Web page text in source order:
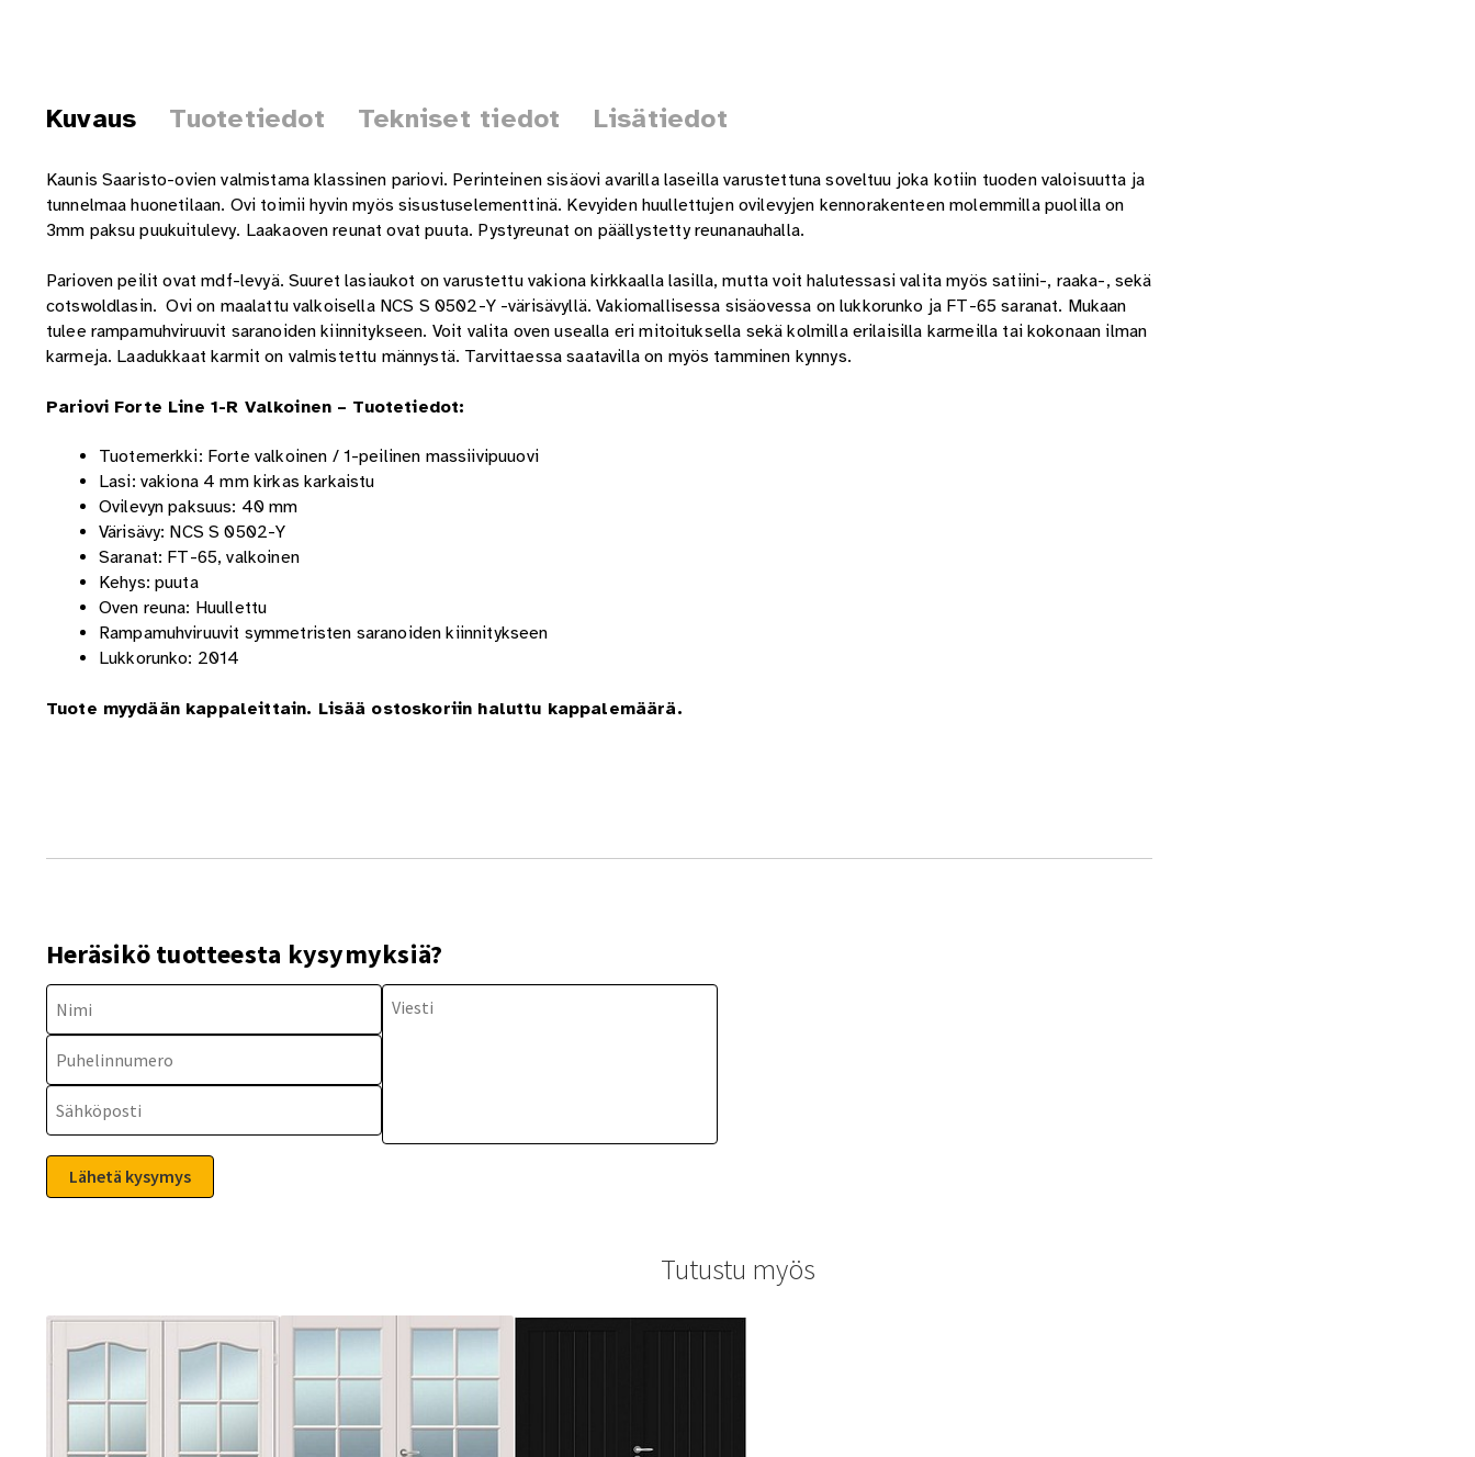
Kuvaus Tuotetiedot Tekniset tiedot Lisätiedot
Kaunis Saaristo-ovien valmistama klassinen pariovi. Perinteinen sisäovi avarilla laseilla varustettuna soveltuu joka kotiin tuoden valoisuutta ja
tunnelmaa huonetilaan. Ovi toimii hyvin myös sisustuselementtinä. Kevyiden huullettujen ovilevyjen kennorakenteen molemmilla puolilla on
3mm paksu puukuitulevy. Laakaoven reunat ovat puuta. Pystyreunat on päällystetty reunanauhalla.
Parioven peilit ovat mdf-levyä. Suuret lasiaukot on varustettu vakiona kirkkaalla lasilla, mutta voit halutessasi valita myös satiini-, raaka-, sekä
cotswoldlasin. Ovi on maalattu valkoisella NCS S 0502-Y -värisävyllä. Vakiomallisessa sisäovessa on lukkorunko ja FT-65 saranat. Mukaan
tulee rampamuhviruuvit saranoiden kiinnitykseen. Voit valita oven usealla eri mitoituksella sekä kolmilla erilaisilla karmeilla tai kokonaan ilman
karmeja. Laadukkaat karmit on valmistettu männystä. Tarvittaessa saatavilla on myös tamminen kynnys.
Pariovi Forte Line 1-R Valkoinen – Tuotetiedot:
Tuotemerkki: Forte valkoinen / 1-peilinen massiivipuuovi
Lasi: vakiona 4 mm kirkas karkaistu
Ovilevyn paksuus: 40 mm
Värisävy: NCS S 0502-Y
Saranat: FT-65, valkoinen
Kehys: puuta
Oven reuna: Huullettu
Rampamuhviruuvit symmetristen saranoiden kiinnitykseen
Lukkorunko: 2014
Tuote myydään kappaleittain. Lisää ostoskoriin haluttu kappalemäärä.
Heräsikö tuotteesta kysymyksiä?
Tutustu myös